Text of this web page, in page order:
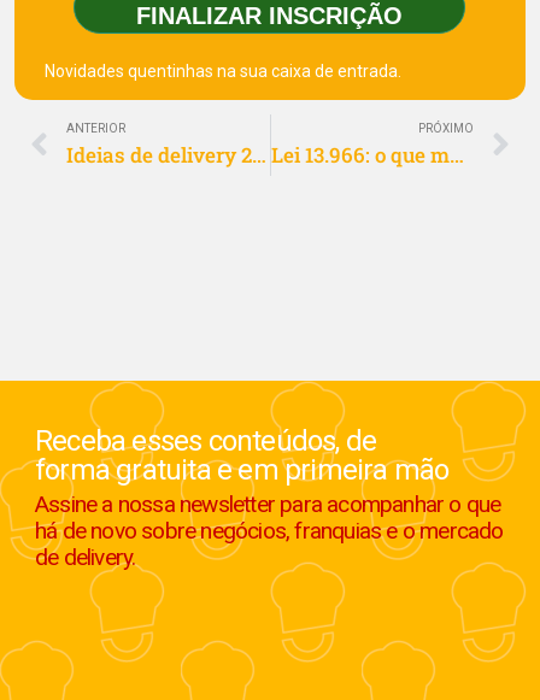
FINALIZAR INSCRIÇÃO
Novidades quentinhas na sua caixa de entrada.
ANTERIOR
Ideias de delivery 2020: 15 tendências para o setor de entregas
PRÓXIMO
Lei 13.966: o que muda com a nova lei de franquias
Receba esses conteúdos, de
forma gratuita e em primeira mão
Assine a nossa newsletter para acompanhar o que
há de novo sobre negócios, franquias e o mercado
de delivery.